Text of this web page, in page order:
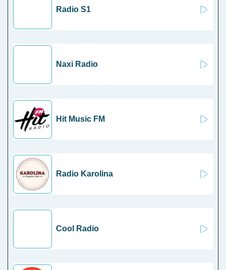
Radio S1
Naxi Radio
Hit Music FM
Radio Karolina
Cool Radio